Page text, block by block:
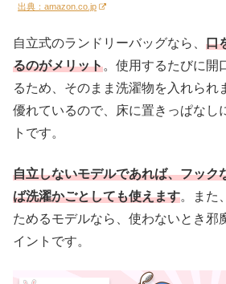
出典：amazon.co.jp
自立式のランドリーバッグなら、 口
るのがメリット。使用するたびに開
るため、そのまま洗濯物を入れられ
優れているので、床に置きっぱなし
トです。
自立しないモデルであれば、フック
ば洗濯かごとしても使えます。また
ためるモデルなら、使わないとき邪
イントです。